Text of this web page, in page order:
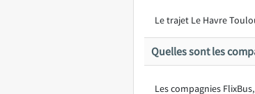
Le trajet Le Havre
Quelles sont les
Les compagnies